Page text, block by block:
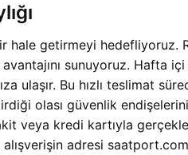
getirmeyi hedefliyoruz.
sunuyoruz. Hafta
ulaşır. Bu hızlı teslimat
olası güvenlik
veya kredi kartıyla
adresi